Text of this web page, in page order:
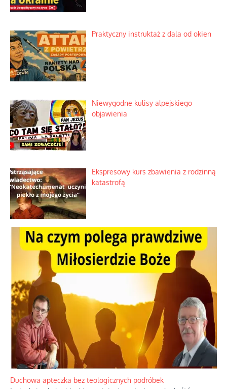
Praktyczny instruktaż z dala od okien
Niewygodne kulisy alpejskiego
objawienia
Ekspresowy kurs zbawienia z rodzinną
katastrofą
Duchowa apteczka bez teologicznych podróbek